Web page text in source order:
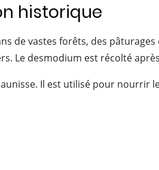
historique
de vastes forêts, des
Le desmodium est récolté
Il est utilisé pour nourrir